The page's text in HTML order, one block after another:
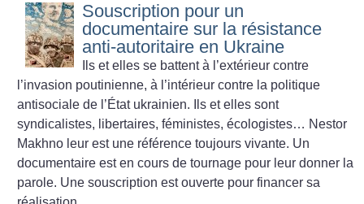
Souscription pour un
documentaire sur la résistance
anti-autoritaire en Ukraine
Ils et elles se battent à l’extérieur contre
l’invasion poutinienne, à l’intérieur contre la politique
antisociale de l’État ukrainien. Ils et elles sont
syndicalistes, libertaires, féministes, écologistes… Nestor
Makhno leur est une référence toujours vivante. Un
documentaire est en cours de tournage pour leur donner la
parole. Une souscription est ouverte pour financer sa